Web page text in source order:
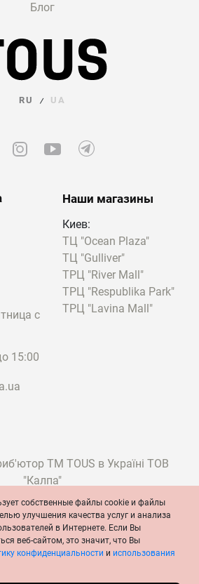
Блог
RU / UA
с
15:00
Наши магазины
Киев:
ТЦ "Ocean Plaza"
ТЦ "Gulliver"
ТРЦ "River Mall"
ТРЦ "Respublika Park"
ТРЦ "Lavina Mall"
ТМ TOUS в Україні ТОВ
"Калпа"
ювелиры с 1920 года
Политика конфиденциальности
собственные файлы cookie и файлы
улучшения качества услуг и анализа
в Интернете. Если Вы
веб-сайтом, это значит, что Вы
конфиденциальности и использования